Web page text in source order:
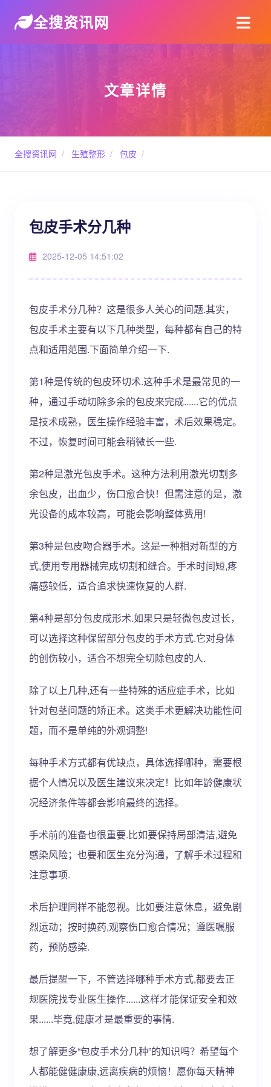
全搜资讯网
文章详情
全搜资讯网 / 生殖整形 / 包皮 /
包皮手术分几种
2025-12-05 14:51:02
包皮手术分几种？这是很多人关心的问题.其实，
包皮手术主要有以下几种类型，每种都有自己的特
点和适用范围.下面简单介绍一下.
第1种是传统的包皮环切术.这种手术是最常见的一
种，通过手动切除多余的包皮来完成......它的优点
是技术成熟，医生操作经验丰富，术后效果稳定。
不过，恢复时间可能会稍微长一些.
第2种是激光包皮手术。这种方法利用激光切割多
余包皮，出血少，伤口愈合快！但需注意的是，激
光设备的成本较高，可能会影响整体费用!
第3种是包皮吻合器手术。这是一种相对新型的方
式,使用专用器械完成切割和缝合。手术时间短,疼
痛感较低，适合追求快速恢复的人群.
第4种是部分包皮成形术.如果只是轻微包皮过长，
可以选择这种保留部分包皮的手术方式.它对身体
的创伤较小，适合不想完全切除包皮的人.
除了以上几种,还有一些特殊的适应症手术，比如
针对包茎问题的矫正术。这类手术更解决功能性问
题，而不是单纯的外观调整!
每种手术方式都有优缺点，具体选择哪种，需要根
据个人情况以及医生建议来决定！比如年龄健康状
况经济条件等都会影响最终的选择。
手术前的准备也很重要.比如要保持局部清洁,避免
感染风险；也要和医生充分沟通，了解手术过程和
注意事项.
术后护理同样不能忽视。比如要注意休息，避免剧
烈运动；按时换药,观察伤口愈合情况；遵医嘱服
药，预防感染.
最后提醒一下，不管选择哪种手术方式,都要去正
规医院找专业医生操作......这样才能保证安全和效
果......毕竟,健康才是最重要的事情.
想了解更多“包皮手术分几种”的知识吗？希望每个
人都能健健康康,远离疾病的烦恼！愿你每天精神